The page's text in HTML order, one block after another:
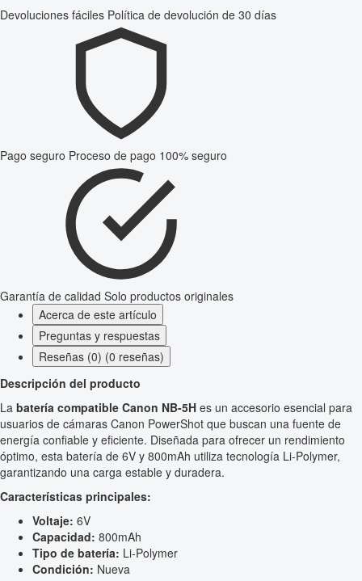
Devoluciones fáciles Política de devolución de 30 días
Pago seguro Proceso de pago 100% seguro
Garantía de calidad Solo productos originales
Acerca de este artículo
Preguntas y respuestas
Reseñas (0) (0 reseñas)
Descripción del producto
La batería compatible Canon NB-5H es un accesorio esencial para
usuarios de cámaras Canon PowerShot que buscan una fuente de
energía confiable y eficiente. Diseñada para ofrecer un rendimiento
óptimo, esta batería de 6V y 800mAh utiliza tecnología Li-Polymer,
garantizando una carga estable y duradera.
Características principales:
Voltaje: 6V
Capacidad: 800mAh
Tipo de batería: Li-Polymer
Condición: Nueva